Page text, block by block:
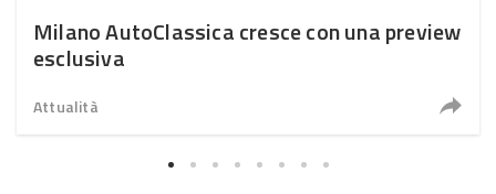
Milano AutoClassica cresce con una preview
esclusiva
Attualità